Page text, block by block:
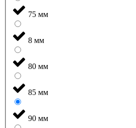
75 мм
8 мм
80 мм
85 мм
90 мм